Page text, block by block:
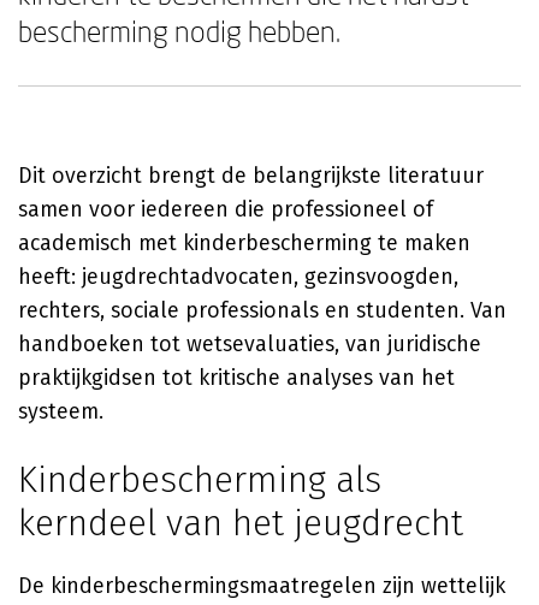
bescherming nodig hebben.
Dit overzicht brengt de belangrijkste literatuur
samen voor iedereen die professioneel of
academisch met kinderbescherming te maken
heeft: jeugdrechtadvocaten, gezinsvoogden,
rechters, sociale professionals en studenten. Van
handboeken tot wetsevaluaties, van juridische
praktijkgidsen tot kritische analyses van het
systeem.
Kinderbescherming als
kerndeel van het jeugdrecht
De kinderbeschermingsmaatregelen zijn wettelijk